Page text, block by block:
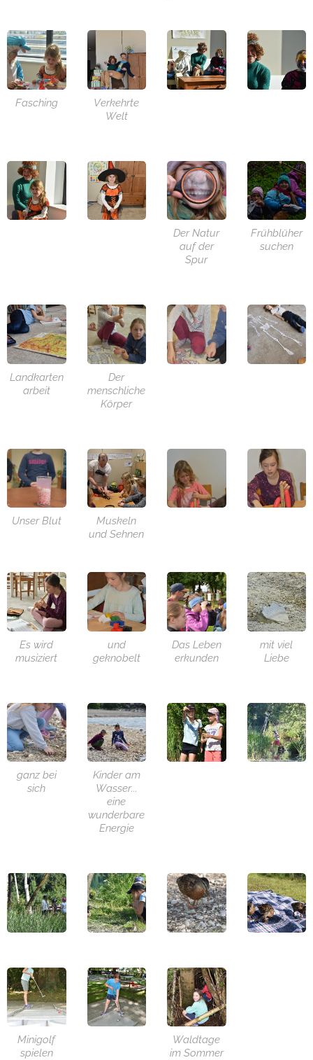
Fasching
Verkehrte
Welt
Der Natur
auf der
Spur
Frühblüher
suchen
Landkarten
arbeit
Der
menschliche
Körper
Unser Blut
Muskeln
und Sehnen
Es wird
musiziert
und
geknobelt
Das Leben
erkunden
mit viel
Liebe
ganz bei
sich
Kinder am
Wasser...
eine
wunderbare
Energie
Minigolf
spielen
Waldtage
im Sommer